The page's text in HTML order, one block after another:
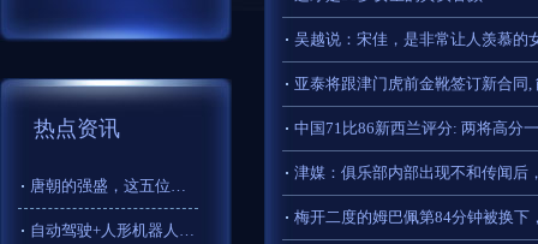
热点资讯
唐朝的强盛，这五位太上皇至关重要，他们都是谁？有什么功绩？_
自动驾驶+人形机器人？亚马逊即将测试人形机器人送货
吴越说：宋佳，是非常让人羡慕的
亚泰将跟津门虎前金靴签订新合同
中国71比86新西兰评分: 两将高分
津媒：俱乐部内部出现不和传闻后
梅开二度的姆巴佩第84分钟被换下